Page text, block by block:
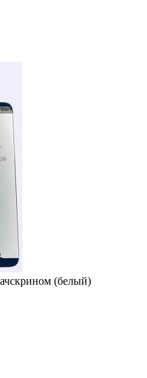
(белый)